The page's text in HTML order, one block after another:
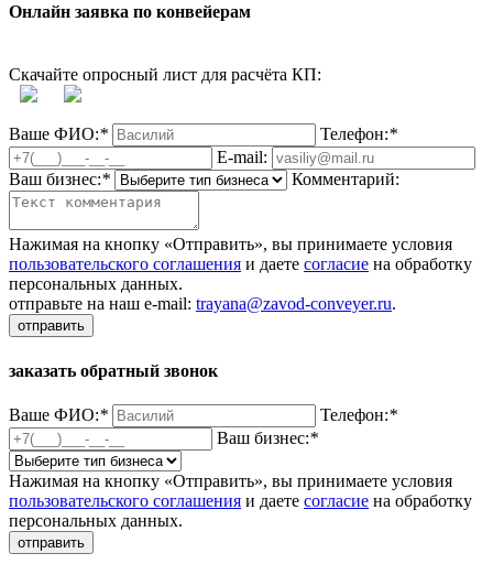
Онлайн заявка по конвейерам
Скачайте опросный лист для расчёта КП:
Ваше ФИО:* Телефон:*
E-mail:
Ваш бизнес:* Комментарий:
Нажимая на кнопку «Отправить», вы принимаете условия
пользовательского соглашения и даете согласие на обработку
персональных данных.
отправьте на наш e-mail: trayana@zavod-conveyer.ru.
отправить
заказать обратный звонок
Ваше ФИО:* Телефон:*
Ваш бизнес:*
Нажимая на кнопку «Отправить», вы принимаете условия
пользовательского соглашения и даете согласие на обработку
персональных данных.
отправить